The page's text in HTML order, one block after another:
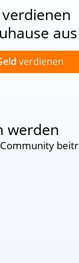
aus
verdienen
werden